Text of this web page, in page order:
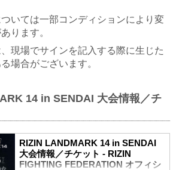
いては一部コンディションにより変
ります。
現場でサインを記入する際に生じた
場合がございます。
14 in SENDAI 大会情報／チ
RIZIN LANDMARK 14 in SENDAI
大会情報／チケット - RIZIN
FIGHTING FEDERATION オフィシ